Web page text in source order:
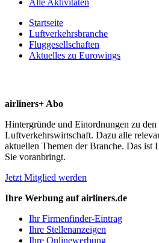
Startseite
Luftverkehrsbranche
Fluggesellschaften
Aktuelles zu Eurowings
airliners+ Abo
Hintergründe und Einordnungen zu
Luftverkehrswirtschaft. Dazu alle
aktuellen Themen der Branche. Das ist
Sie voranbringt.
Jetzt Mitglied werden
Ihre Werbung auf airliners.de
Ihr Firmenfinder-Eintrag
Ihre Stellenanzeigen
Ihre Onlinewerbung